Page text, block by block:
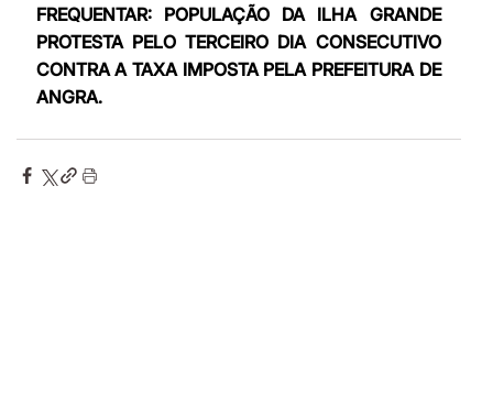
FREQUENTAR: POPULAÇÃO DA ILHA GRANDE
PROTESTA PELO TERCEIRO DIA CONSECUTIVO
CONTRA A TAXA IMPOSTA PELA PREFEITURA DE
ANGRA.